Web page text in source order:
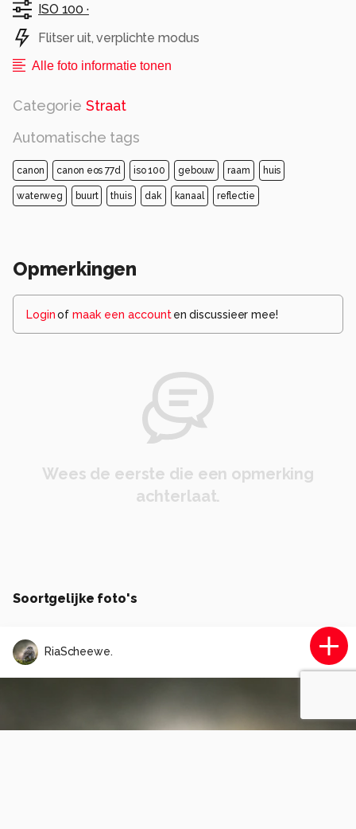
ISO 100 ·
Flitser uit, verplichte modus
Alle foto informatie tonen
Categorie Straat
Automatische tags
canon canon eos 77d iso 100 gebouw raam huis
waterweg buurt thuis dak kanaal reflectie
Opmerkingen
Loginof maak een account en discussieer mee!
Wees de eerste die een opmerking
achterlaat.
Soortgelijke foto's
RiaScheewe.